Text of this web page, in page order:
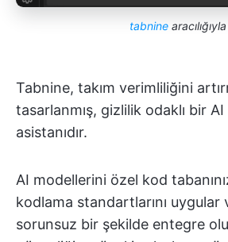
tabnine aracılığıyla
Tabnine, takım verimliliğini
tasarlanmış, gizlilik odaklı bir
asistanıdır.
AI modellerini özel kod
kodlama standartlarını uygular
sorunsuz bir şekilde entegre